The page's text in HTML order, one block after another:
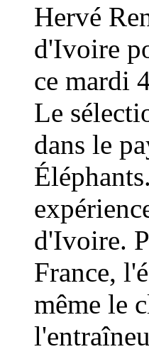
Hervé
d'Ivoire
ce mardi
Le
dans le
d'Ivoire.
France,
même le